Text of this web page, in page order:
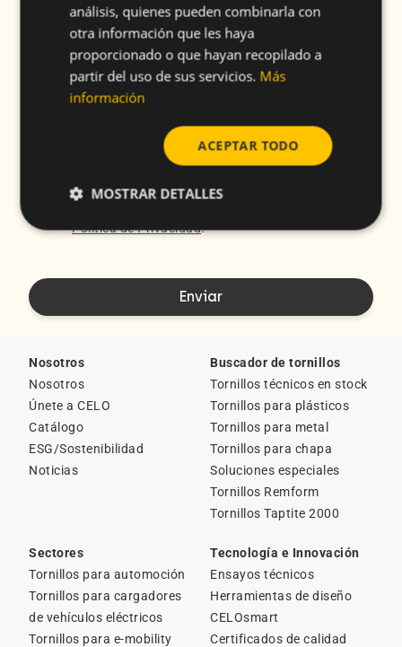
NOMBRE*
Autorizo a CELO a utilizar mis datos para
Política de Privacidad.*
Nosotros
Nosotros
Únete a CELO
Catálogo
ESG/Sostenibilidad
Noticias
Buscador de tornillos
Tornillos técnicos en stock
Tornillos para plásticos
Tornillos para metal
Tornillos para chapa
Soluciones especiales
Tornillos Remform
Tornillos Taptite 2000
Sectores
Tornillos para automoción
Tornillos para cargadores
de vehículos eléctricos
Tornillos para e-mobility
Tecnología e Innovación
Ensayos técnicos
Herramientas de diseño
CELOsmart
Certificados de calidad
análisis, quienes pueden combinarla con
otra información que les haya
proporcionado o que hayan recopilado a
partir del uso de sus servicios. Más
información
ACEPTAR TODO
MOSTRAR DETALLES